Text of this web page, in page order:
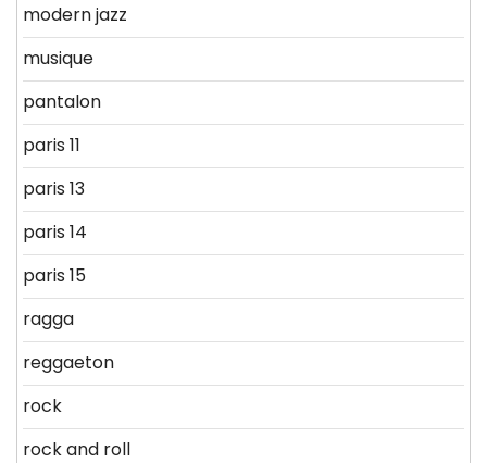
modern jazz
musique
pantalon
paris 11
paris 13
paris 14
paris 15
ragga
reggaeton
rock
rock and roll